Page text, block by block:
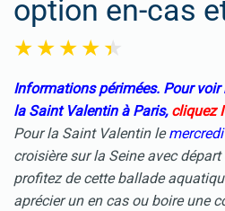
option en-cas
Informations périmées. Pour
la Saint Valentin à Paris, cliquez
Pour la Saint Valentin le
croisière sur la Seine avec
profitez de cette ballade
aprécier un en cas ou boire une